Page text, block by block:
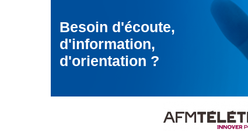
Besoin d'écoute,
d'information,
d'orientation ?